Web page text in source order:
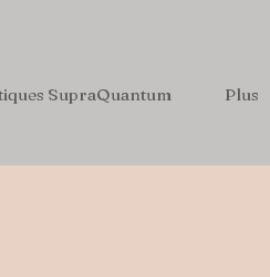
SupraQuantum Plus